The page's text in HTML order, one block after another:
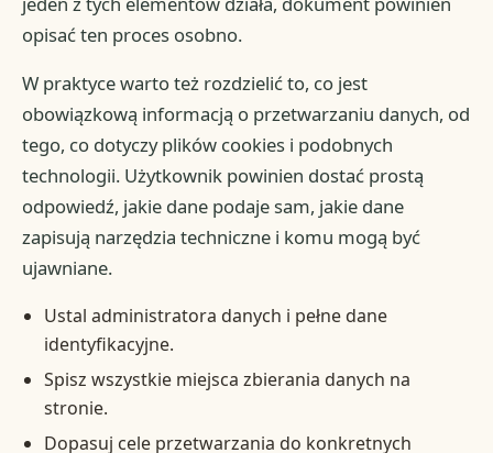
opisać ten proces osobno.
W praktyce warto też rozdzielić to, co jest
obowiązkową informacją o przetwarzaniu danych, od
tego, co dotyczy plików cookies i podobnych
technologii. Użytkownik powinien dostać prostą
odpowiedź, jakie dane podaje sam, jakie dane
zapisują narzędzia techniczne i komu mogą być
ujawniane.
Ustal administratora danych i pełne dane
identyfikacyjne.
Spisz wszystkie miejsca zbierania danych na
stronie.
Dopasuj cele przetwarzania do konkretnych